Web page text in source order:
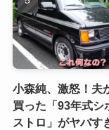
小森純、激怒！夫
買った「93年式シ
ストロ」がヤバす